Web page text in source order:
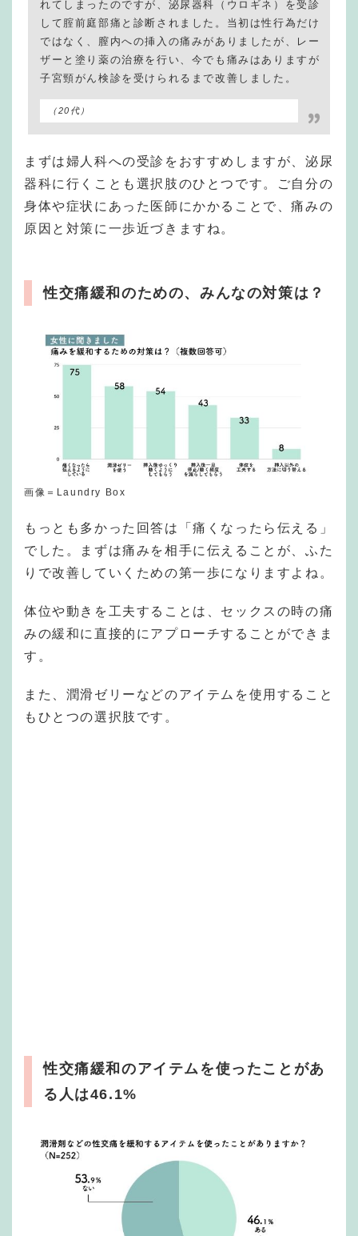
れてしまったのですが、泌尿器科（ウロギネ）を受診
して腟前庭部痛と診断されました。当初は性行為だけ
ではなく、膣内への挿入の痛みがありましたが、レー
ザーと塗り薬の治療を行い、今でも痛みはありますが
子宮頸がん検診を受けられるまで改善しました。
（20代）
まずは婦人科への受診をおすすめしますが、泌尿
器科に行くことも選択肢のひとつです。ご自分の
身体や症状にあった医師にかかることで、痛みの
原因と対策に一歩近づきますね。
性交痛緩和のための、みんなの対策は？
画像＝Laundry Box
もっとも多かった回答は「痛くなったら伝える」
でした。まずは痛みを相手に伝えることが、ふた
りで改善していくための第一歩になりますよね。
体位や動きを工夫することは、セックスの時の痛
みの緩和に直接的にアプローチすることができま
す。
また、潤滑ゼリーなどのアイテムを使用すること
もひとつの選択肢です。
性交痛緩和のアイテムを使ったことがあ
る人は46.1%